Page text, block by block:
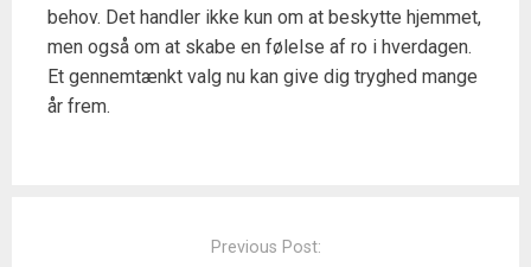
behov. Det handler ikke kun om at beskytte hjemmet,
men også om at skabe en følelse af ro i hverdagen.
Et gennemtænkt valg nu kan give dig tryghed mange
år frem.
Previous Post: